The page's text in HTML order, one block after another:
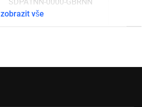
zobrazit vše